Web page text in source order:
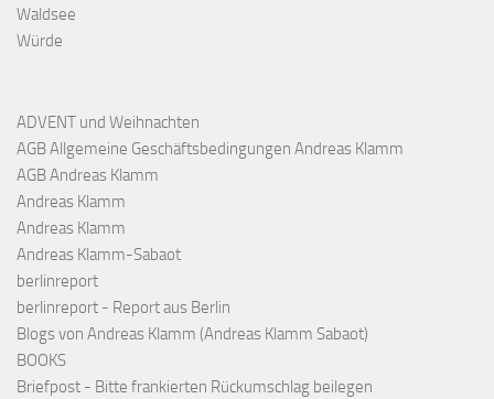
Waldsee
Würde
ADVENT und Weihnachten
AGB Allgemeine Geschäftsbedingungen Andreas Klamm
AGB Andreas Klamm
Andreas Klamm
Andreas Klamm
Andreas Klamm-Sabaot
berlinreport
berlinreport - Report aus Berlin
Blogs von Andreas Klamm (Andreas Klamm Sabaot)
BOOKS
Briefpost - Bitte frankierten Rückumschlag beilegen